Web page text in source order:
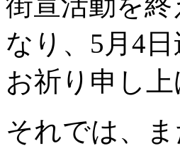
なり、5月4
お祈り申し上
それでは、ま